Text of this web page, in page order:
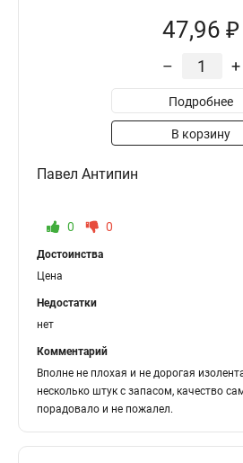
47,96 ₽
– +
Подробнее
В корзину
Павел Антипин
0 0
Достоинства
Цена
Недостатки
нет
Комментарий
Вполне не плохая и не дорогая
несколько штук с запасом, качество
порадовало и не пожалел.